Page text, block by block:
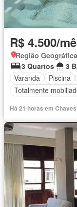
R$ 4.500/
3 Quartos
3
Varanda
Piscina
Totalmente
Há 21 horas em